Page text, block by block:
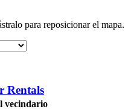
para reposicionar el mapa.
Rentals
vecindario